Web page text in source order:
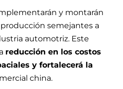
y montarán
semejantes a
automotriz. Este
reducción en los costos
y fortalecerá la
china.